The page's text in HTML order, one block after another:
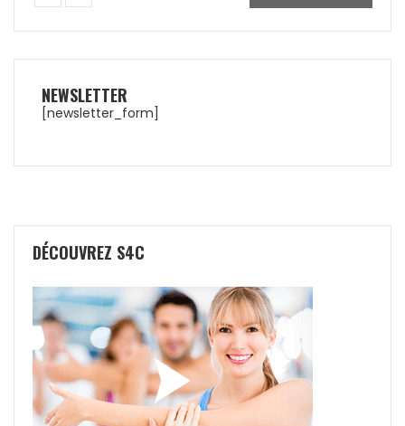
NEWSLETTER
[newsletter_form]
DÉCOUVREZ S4C